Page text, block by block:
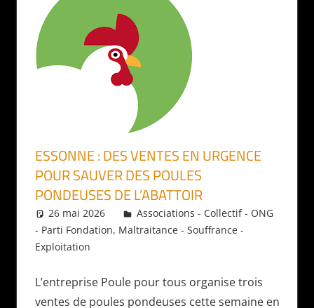
ESSONNE : DES VENTES EN URGENCE
POUR SAUVER DES POULES
PONDEUSES DE L’ABATTOIR
26 mai 2026 Daniel
Associations - Collectif - ONG
- Parti Fondation, Maltraitance - Souffrance -
Exploitation
L’entreprise Poule pour tous organise trois
ventes de poules pondeuses cette semaine en